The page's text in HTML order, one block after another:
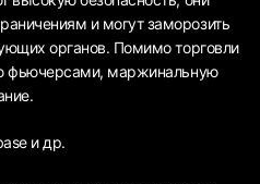
и могут заморозить
органов. Помимо торговли
фьючерсами, маржинальную
и др.